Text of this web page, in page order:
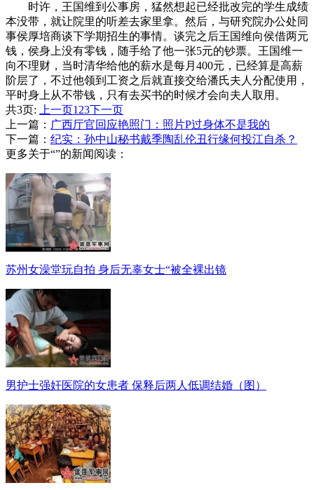
时许，王国维到公事房，猛然想起已经批改完的学生成绩
本没带，就让院里的听差去家里拿。然后，与研究院办公处同
事侯厚培商谈下学期招生的事情。谈完之后王国维向侯借两元
钱，侯身上没有零钱，随手给了他一张5元的钞票。王国维一
向不理财，当时清华给他的薪水是每月400元，已经算是高薪
阶层了，不过他领到工资之后就直接交给潘氏夫人分配使用，
平时身上从不带钱，只有去买书的时候才会向夫人取用。
共3页:
上一页1 23下一页
上一篇： 广西厅官回应艳照门：照片P过身体不是我的
下一篇： 纪实：孙中山秘书戴季陶乱伦丑行缘何投江自杀？
更多关于“”的新闻阅读：
苏州女澡堂玩自拍 身后无辜女士“被全裸出镜
男护士强奸医院的女患者 保释后两人低调结婚（图）